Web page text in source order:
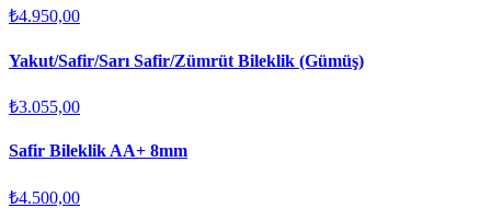
₺4.950,00
Yakut/Safir/Sarı Safir/Zümrüt Bileklik (Gümüş)
₺3.055,00
Safir Bileklik AA+ 8mm
₺4.500,00